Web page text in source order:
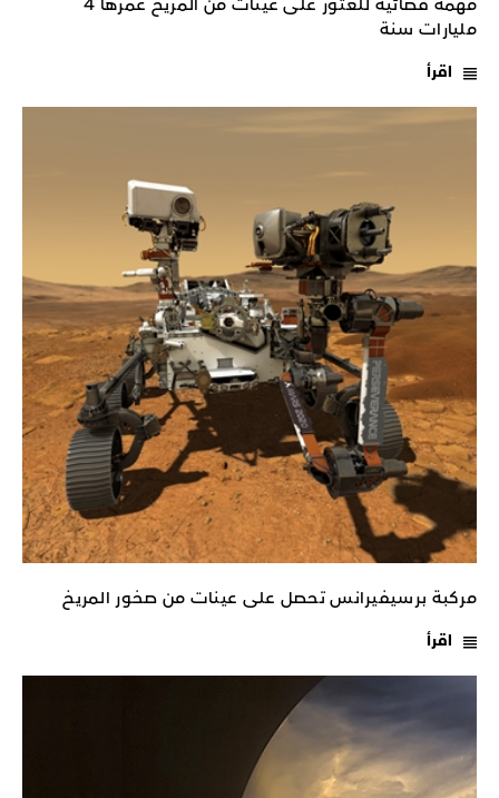
مليارات سنة
اقرأ
مركبة برسيفيرانس تحصل على عينات من صخور المريخ
اقرأ